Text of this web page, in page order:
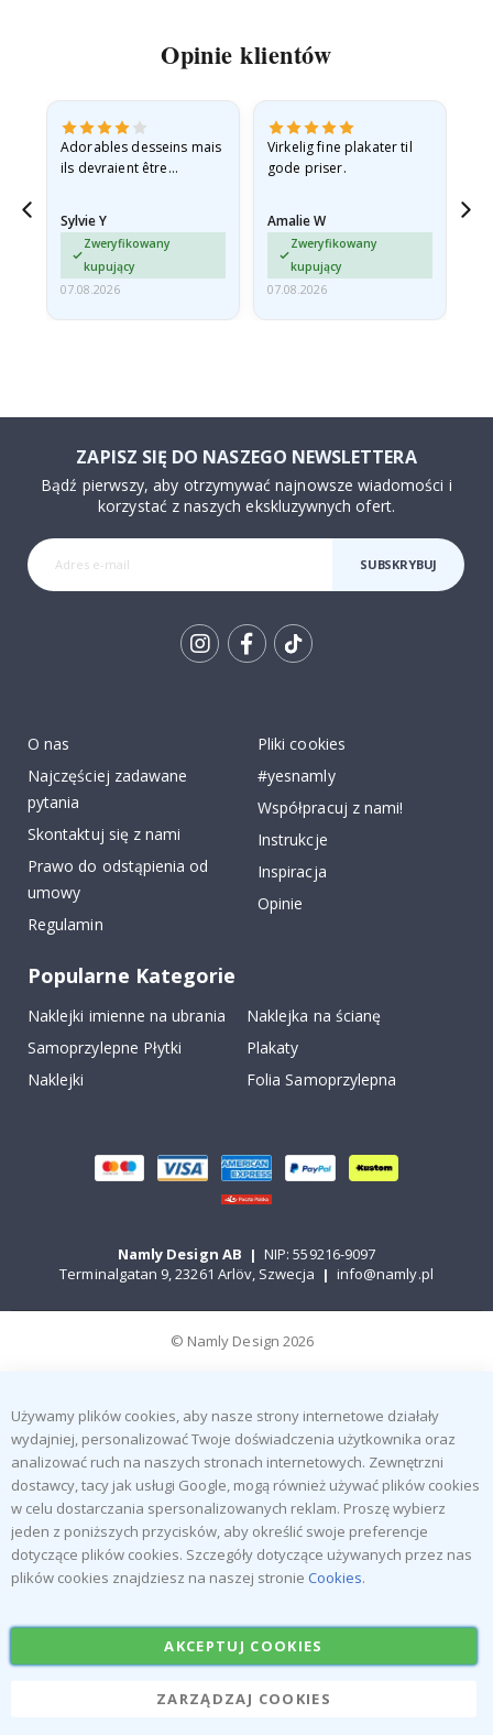
Opinie klientów
Adorables desseins mais
ils devraient être
sont arrivés roulés et un…
Sylvie Y
Zweryfikowany
kupujący
07.08.2026
Virkelig fine plakater til
gode priser.
Amalie W
Zweryfikowany
kupujący
07.08.2026
ZAPISZ SIĘ DO NASZEGO NEWSLETTERA
Bądź pierwszy, aby otrzymywać najnowsze wiadomości i
korzystać z naszych ekskluzywnych ofert.
SUBSKRYBUJ
O nas
Najczęściej zadawane
pytania
Skontaktuj się z nami
Prawo do odstąpienia od
umowy
Regulamin
Pliki cookies
#yesnamly
Współpracuj z nami!
Instrukcje
Inspiracja
Opinie
Popularne Kategorie
Naklejki imienne na ubrania
Naklejka na ścianę
Samoprzylepne Płytki
Plakaty
Naklejki
Folia Samoprzylepna
Namly Design AB | NIP: 559216-9097
Terminalgatan 9, 23261 Arlöv, Szwecja | info@namly.pl
© Namly Design 2026
Używamy plików cookies, aby nasze strony internetowe działały
wydajniej, personalizować Twoje doświadczenia użytkownika oraz
analizować ruch na naszych stronach internetowych. Zewnętrzni
dostawcy, tacy jak usługi Google, mogą również używać plików cookies
w celu dostarczania spersonalizowanych reklam. Proszę wybierz
jeden z poniższych przycisków, aby określić swoje preferencje
dotyczące plików cookies. Szczegóły dotyczące używanych przez nas
plików cookies znajdziesz na naszej stronie Cookies.
AKCEPTUJ COOKIES
ZARZĄDZAJ COOKIES